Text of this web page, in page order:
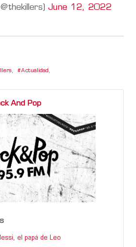
June 12, 2022
, Actualidad ,
And Pop
el papá de Leo